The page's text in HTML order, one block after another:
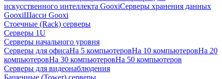
искусственного интеллекта GooxiСерверы хранения данных
GooxiШасси Gooxi
Стоечные (Rack) серверы
Серверы 1U
Серверы начального уровня
Серверы для офисаНа 5 компьютеровНа 10 компьютеровНа 20
компьютеровНа 30 компьютеровНа 50 компьютеров
Серверы для видеонаблюдения
Башенные (Tower) серверы